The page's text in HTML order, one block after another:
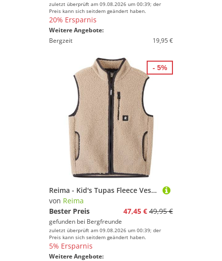
zuletzt überprüft am 09.08.2026 um 00:39; der
Preis kann sich seitdem geändert haben.
20% Ersparnis
Weitere Angebote:
Bergzeit
19,95 €
Reima - Kid's Tupas Fleece Vest - Fleeceweste Gr 158 beige
von Reima
Bester Preis
47,45 € 49,95 €
gefunden bei Bergfreunde
zuletzt überprüft am 09.08.2026 um 00:39; der
Preis kann sich seitdem geändert haben.
5% Ersparnis
Weitere Angebote:
- 5%